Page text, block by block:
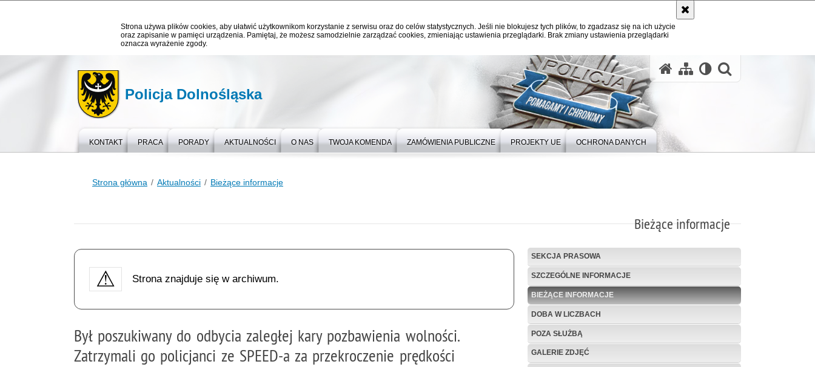
Strona używa plików cookies, aby ułatwić użytkownikom korzystanie z serwisu oraz do celów statystycznych. Jeśli nie blokujesz tych plików, to zgadzasz się na ich użycie
oraz zapisanie w pamięci urządzenia. Pamiętaj, że możesz samodzielnie zarządzać cookies, zmieniając ustawienia przeglądarki. Brak zmiany ustawienia przeglądarki
oznacza wyrażenie zgody.
Policja Dolnośląska
KONTAKT PRACA PORADY AKTUALNOŚCI O NAS TWOJA KOMENDA ZAMÓWIENIA PUBLICZNE PROJEKTY UE OCHRONA DANYCH
Strona główna Aktualności Bieżące informacje
Bieżące informacje
Strona znajduje się w archiwum.
Był poszukiwany do odbycia zaległej kary pozbawienia wolności.
Zatrzymali go policjanci ze SPEED-a za przekroczenie prędkości
SEKCJA PRASOWA
SZCZEGÓLNE INFORMACJE
BIEŻĄCE INFORMACJE
DOBA W LICZBACH
POZA SŁUŻBĄ
GALERIE ZDJĘĆ